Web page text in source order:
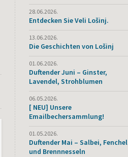
28.06.2026.
Entdecken Sie Veli Lošinj.
13.06.2026.
Die Geschichten von Lošinj
01.06.2026.
Duftender Juni – Ginster,
Lavendel, Strohblumen
06.05.2026.
[ NEU] Unsere
Emailbechersammlung!
01.05.2026.
Duftender Mai – Salbei, Fenchel
und Brennnesseln